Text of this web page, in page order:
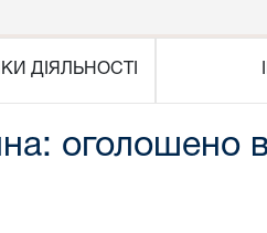
ДІЯЛЬНОСТІ
оголошено